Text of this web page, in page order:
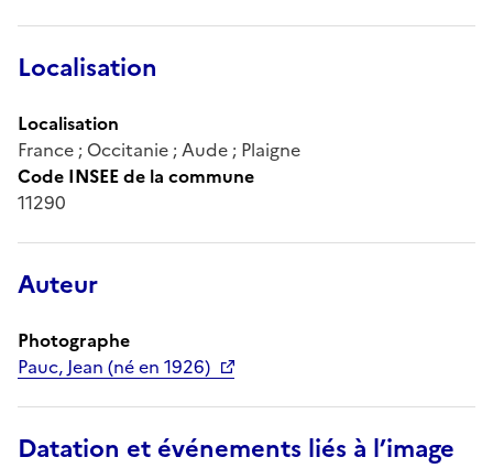
Localisation
Localisation
France ; Occitanie ; Aude ; Plaigne
Code INSEE de la commune
11290
Auteur
Photographe
Pauc, Jean (né en 1926)
Datation et événements liés à l’image